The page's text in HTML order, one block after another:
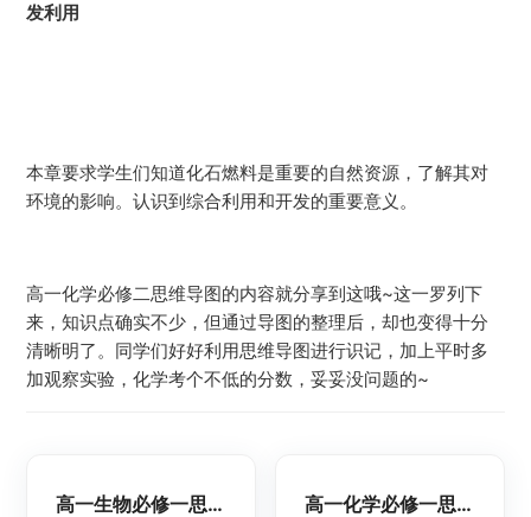
发利用
本章要求学生们知道化石燃料是重要的自然资源，了解其对
环境的影响。认识到综合利用和开发的重要意义。
高一化学必修二思维导图的内容就分享到这哦~这一罗列下
来，知识点确实不少，但通过导图的整理后，却也变得十分
清晰明了。同学们好好利用思维导图进行识记，加上平时多
加观察实验，化学考个不低的分数，妥妥没问题的~
高一生物必修一思维导图模板 高一化学必修一思维导图模板